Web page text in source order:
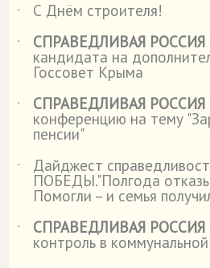
˙
С Днём строителя!
˙
СПРАВЕДЛИВАЯ РОССИЯ
кандидата на
Госсовет Крыма
˙
СПРАВЕДЛИВАЯ РОССИЯ
конференцию на тему
пенсии"
˙
Дайджест
ПОБЕДЫ."Полгода
Помогли – и семья
˙
СПРАВЕДЛИВАЯ РОССИЯ
контроль в